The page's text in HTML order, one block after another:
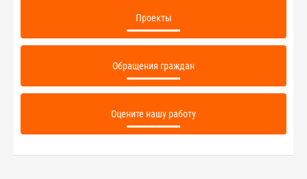
Проекты
Обращения граждан
Оцените нашу работу